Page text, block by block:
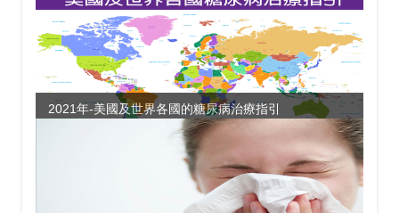
2021年-美國及世界各國的糖尿病治療指引